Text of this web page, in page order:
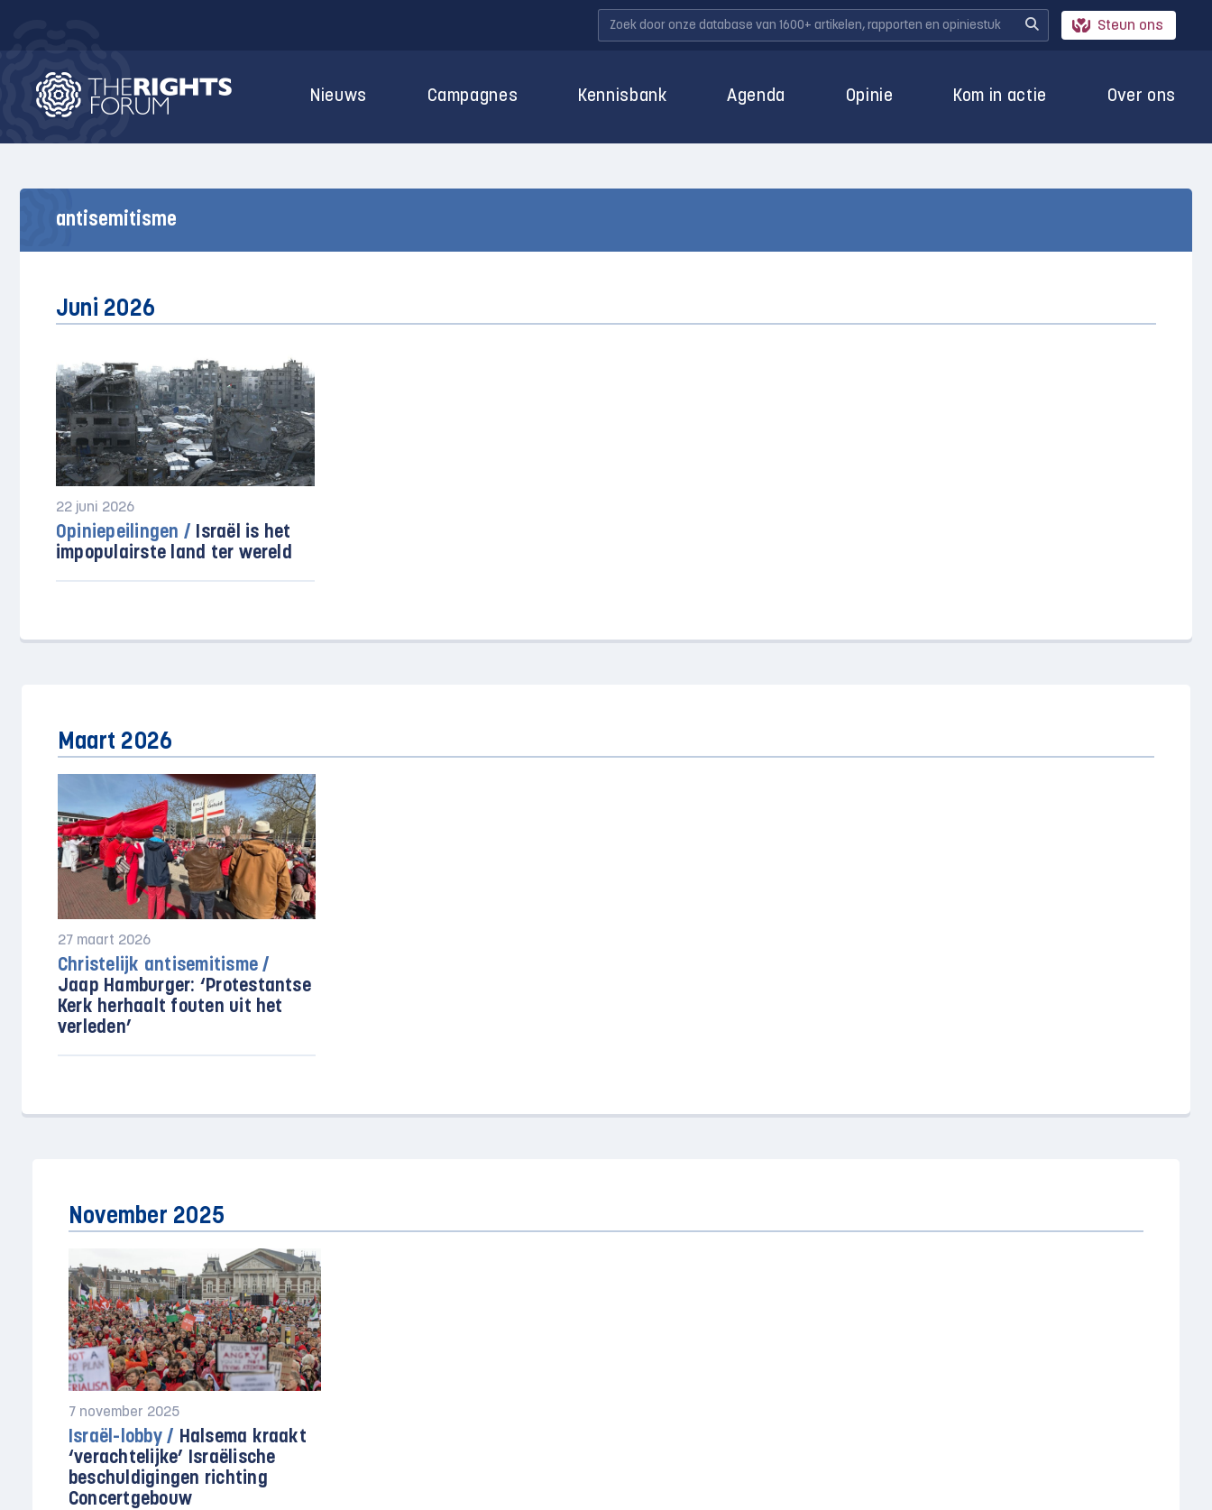
Steun ons
Nieuws Campagnes Kennisbank Agenda Opinie Kom in actie Over ons
antisemitisme
Juni 2026
22 juni 2026
Opiniepeilingen / Israël is het
impopulairste land ter wereld
Maart 2026
27 maart 2026
Christelijk antisemitisme /
Jaap Hamburger: ‘Protestantse
Kerk herhaalt fouten uit het
verleden’
November 2025
7 november 2025
Israël-lobby / Halsema kraakt
‘verachtelijke’ Israëlische
beschuldigingen richting
Concertgebouw